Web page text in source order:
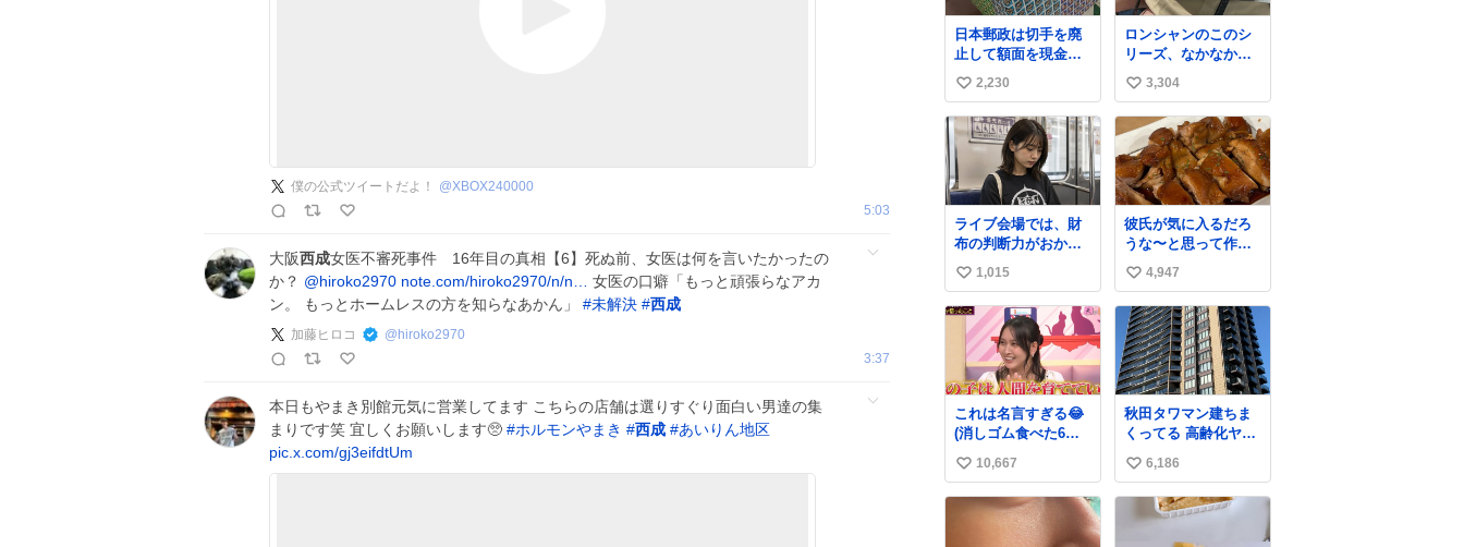
僕の公式ツイートだよ！ @XBOX240000
5:03
大阪西成女医不審死事件 16年目の真相【6】死ぬ前、女医は何を言いたかったの
か？ @hiroko2970 note.com/hiroko2970/n/n…
女医の口癖「もっと頑張らなアカ
ン。 もっとホームレスの方を知らなあかん」 #未解決 #西成
加藤ヒロコ @ hiroko2970
3:37
本日もやまき別館元気に営業してます こちらの店舗は選りすぐり面白い男達の集
まりです笑 宜しくお願いします🥺 #ホルモンやまき #西成 #あいりん地区
pic.x.com/gj3eifdtUm
日本郵政は切手を廃
止して額面を現金で
払い戻せ2026 #日本
郵政
@JapanPostHD_PR
い
い
ね
数
2,230
ロンシャンのこのシ
リーズ、なかなか安
くならないのにセー
ル価格になってる🖤
✨レザーなのが反則
級にかわいい。持っ
てるだけでコーデが
格上げされる。
い
い
ね
数
3,304
ライブ会場では、財
布の判断力がおかし
くなる。
い
い
ね
数
1,015
彼氏が気に入るだろ
うな〜と思って作っ
たら想像の何倍も美
味しい美味しい言っ
てくれて嬉しい
い
い
ね
数
4,947
これは名言すぎる😂
(消しゴム食べた6歳
の弟を思い出しなが
ら)
い
い
10,667
秋田タワマン建ちま
くってる 高齢化ヤバ
すぎて駅前にコンパ
クトシティつくって
高齢者を住ませる考
えらしい 病院も全部
い
い
ね
6,186